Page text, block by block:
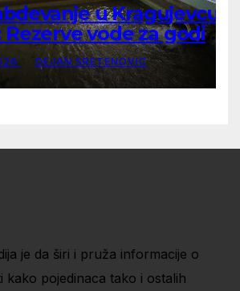
u Kragujevcu
vode za godinu
DEJAN SRETENOVIC
je da širi i pruža informacije o
kako pojedinaca tako i ostalih